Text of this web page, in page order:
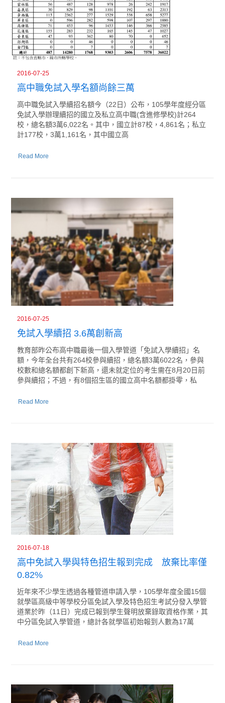
2016-07-25
高中職免試入學名額尚餘三萬
高中職免試入學續招名額今（22日）公布，105學年度經分區
免試入學辦理續招的國立及私立高中職(含進修學校)計264
校，總名額3萬6,022名。其中，國立計87校，4,861名；私立
計177校，3萬1,161名，其中國立高
Read More
2016-07-25
免試入學續招 3.6萬創新高
教育部昨公布高中職最後一個入學管道「免試入學續招」名
額，今年全台共有264校參與續招，總名額3萬6022名，參與
校數和總名額都創下新高，還未就定位的考生需在8月20日前
參與續招；不過，有8個招生區的國立高中名額都掛零，私
Read More
2016-07-18
高中免試入學與特色招生報到完成 放棄比率僅
0.82%
近年來不少學生透過各種管道申請入學，105學年度全國15個
就學區高級中等學校分區免試入學及特色招生考試分發入學管
道業於昨（11日）完成已報到學生聲明放棄錄取資格作業，其
中分區免試入學管道，總計各就學區初始報到人數為17萬
Read More